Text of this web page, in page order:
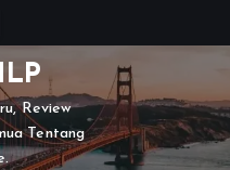
Review
Tentang